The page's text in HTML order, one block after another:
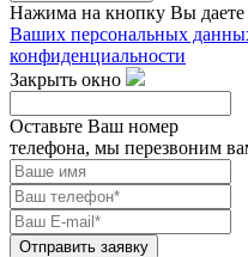
Нажима на кнопку Вы даете
Ваших персональных
конфиденциальности
Закрыть окно
Оставьте Ваш номер
телефона, мы перезвоним
Отправить заявку